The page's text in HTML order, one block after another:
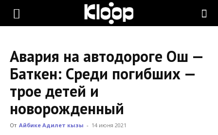
KLOOP.KG
Новости
Авария на автодороге Ош —
Баткен: Среди погибших —
трое детей и
новорожденный
От Айбике Адилет кызы - 14 июня 2021